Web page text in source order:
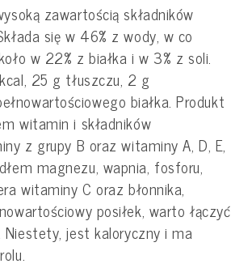
zawartością składników
się w 46% z wody, w co
w 22% z białka i w 3% z soli.
25 g tłuszczu, 2 g
białka. Produkt
witamin i składników
z grupy B oraz witaminy A, D, E,
magnezu, wapnia, fosforu,
witaminy C oraz błonnika,
posiłek, warto łączyć
jest kaloryczny i ma